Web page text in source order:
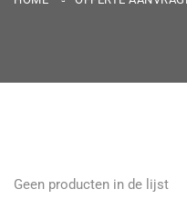
Geen producten in de lijst